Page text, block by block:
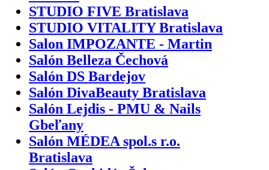
STUDIO FIVE Bratislava
STUDIO VITALITY Bratislava
Salon IMPOZANTE - Martin
Salón Belleza Čechová
Salón DS Bardejov
Salón DivaBeauty Bratislava
Salón Lejdis - PMU & Nails
Gbeľany
Salón MÉDEA spol.s r.o.
Bratislava